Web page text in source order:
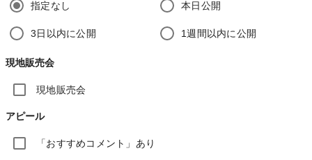
指定なし 本日公開
3日以内に公開 1週間以内に公開
現地販売会
現地販売会
アピール
「おすすめコメント」あり